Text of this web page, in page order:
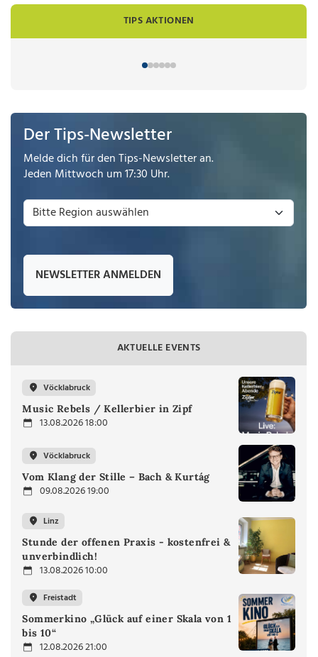
TIPS AKTIONEN
Der Tips-Newsletter
Melde dich für den Tips-Newsletter an.
Jeden Mittwoch um 17:30 Uhr.
NEWSLETTER ANMELDEN
AKTUELLE EVENTS
Vöcklabruck
Music Rebels / Kellerbier in Zipf
13.08.2026 18:00
Vöcklabruck
Vom Klang der Stille – Bach & Kurtág
09.08.2026 19:00
Linz
Stunde der offenen Praxis - kostenfrei &
unverbindlich!
13.08.2026 10:00
Freistadt
Sommerkino „Glück auf einer Skala von 1
bis 10“
12.08.2026 21:00